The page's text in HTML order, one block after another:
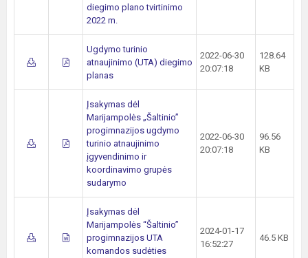
diegimo plano tvirtinimo
2022 m.
Ugdymo turinio
atnaujinimo (UTA) diegimo
planas
2022-06-30
20:07:18
128.64
KB
Įsakymas dėl
Marijampolės „Šaltinio”
progimnazijos ugdymo
turinio atnaujinimo
įgyvendinimo ir
koordinavimo grupės
sudarymo
2022-06-30
20:07:18
96.56
KB
Įsakymas dėl
Marijampolės “Šaltinio”
progimnazijos UTA
komandos sudėties
2024-01-17
16:52:27
46.5 KB